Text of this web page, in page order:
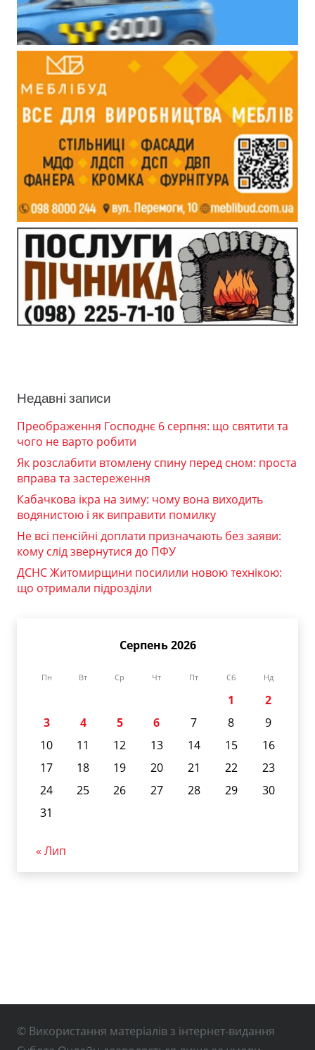
Недавні записи
Преображення Господнє 6 серпня: що святити та
чого не варто робити
Як розслабити втомлену спину перед сном: проста
вправа та застереження
Кабачкова ікра на зиму: чому вона виходить
водянистою і як виправити помилку
Не всі пенсійні доплати призначають без заяви:
кому слід звернутися до ПФУ
ДСНС Житомирщини посилили новою технікою:
що отримали підрозділи
Серпень 2026
Пн Вт Ср Чт Пт Сб Нд
1
2
3
4 5 6 7 8
9
10
11 12 13 14 15
16
17
18 19 20 21 22
23
24
25 26 27 28 29
30
31
« Лип
© Використання матеріалів з інтернет-видання